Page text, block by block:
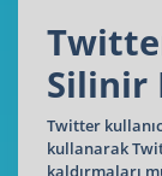
Silinir
Twitter
kullanarak
kaldırmaları